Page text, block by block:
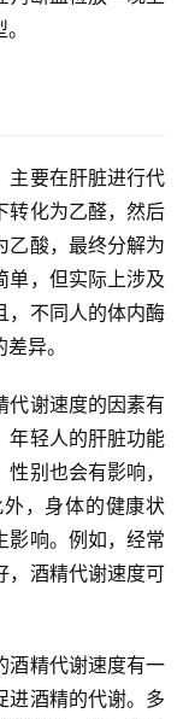
要在肝脏进行代
转化为乙醛，然后
乙酸，最终分解为
单，但实际上涉及
，不同人的体内酶
异。
谢速度的因素有
年轻人的肝脏功能
性别也会有影响，
，身体的健康状
影响。例如，经常
，酒精代谢速度可
精代谢速度有一
进酒精的代谢。多